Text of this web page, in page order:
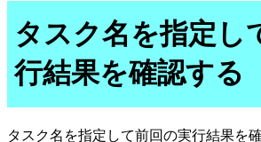
タスク名を指定し
行結果を確認する
タスク名を指定して前回の実行結果を